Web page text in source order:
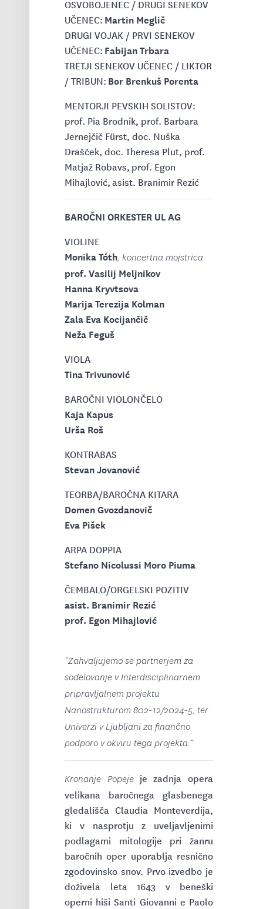
OSVOBOJENEC / DRUGI SENEKOV
UČENEC: Martin Meglič
DRUGI VOJAK / PRVI SENEKOV
UČENEC: Fabijan Trbara
TRETJI SENEKOV UČENEC / LIKTOR
/ TRIBUN: Bor Brenkuš Porenta
MENTORJI PEVSKIH SOLISTOV:
prof. Pia Brodnik, prof. Barbara
Jernejčič Fürst, doc. Nuška
Drašček, doc. Theresa Plut, prof.
Matjaž Robavs, prof. Egon
Mihajlović, asist. Branimir Rezić
BAROČNI ORKESTER UL AG
VIOLINE
Monika Tóth, koncertna mojstrica
prof. Vasilij Meljnikov
Hanna Kryvtsova
Marija Terezija Kolman
Zala Eva Kocijančič
Neža Feguš
VIOLA
Tina Trivunović
BAROČNI VIOLONČELO
Kaja Kapus
Urša Roš
KONTRABAS
Stevan Jovanović
TEORBA/BAROČNA KITARA
Domen Gvozdanovič
Eva Pišek
ARPA DOPPIA
Stefano Nicolussi Moro Piuma
ČEMBALO/ORGELSKI POZITIV
asist. Branimir Rezić
prof. Egon Mihajlović
“Zahvaljujemo se partnerjem za
sodelovanje v Interdisciplinarnem
pripravljalnem projektu
Nanostrukturom 802-12/2024-5, ter
Univerzi v Ljubljani za finančno
podporo v okviru tega projekta.”
Kronanje Popejeje zadnja opera
velikana baročnega glasbenega
gledališča Claudia Monteverdija,
ki v nasprotju z uveljavljenimi
podlagami mitologije pri žanru
baročnih oper uporablja resnično
zgodovinsko snov. Prvo izvedbo je
doživela leta 1643 v beneški
operni hiši Santi Giovanni e Paolo